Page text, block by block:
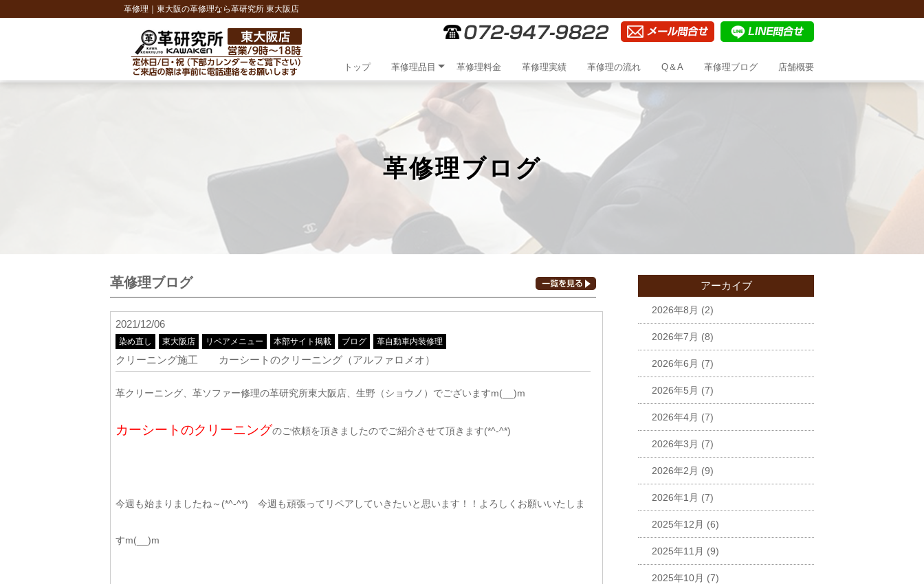
革修理｜東大阪の革修理なら革研究所 東大阪店
トップ 革修理品目 革修理料金 革修理実績 革修理の流れ Q＆A 革修理ブログ 店舗概要
革修理ブログ
革修理ブログ
2021/12/06
染め直し 東大阪店 リペアメニュー 本部サイト掲載 ブログ 革自動車内装修理
クリーニング施工 カーシートのクリーニング（アルファロメオ）
革クリーニング、革ソファー修理の革研究所東大阪店、生野（ショウノ）でございますm(__)m
カーシートのクリーニングのご依頼を頂きましたのでご紹介させて頂きます(*^-^*)
今週も始まりましたね～(*^-^*) 今週も頑張ってリペアしていきたいと思います！！よろしくお願いいたしま
すm(__)m
アーカイブ
2026年8月 (2)
2026年7月 (8)
2026年6月 (7)
2026年5月 (7)
2026年4月 (7)
2026年3月 (7)
2026年2月 (9)
2026年1月 (7)
2025年12月 (6)
2025年11月 (9)
2025年10月 (7)